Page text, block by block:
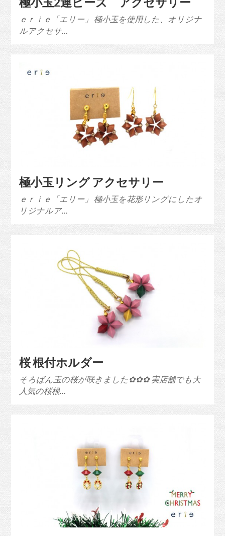
ｅｒｉｅ「エリー」 極小玉を使用した、オリジナ
ルアクセサ…
極小玉リング アクセサリー
ｅｒｉｅ「エリー」 極小玉を花形リングにしたオ
リジナルア…
桜 根付ホルダー
そろばん玉の桜が咲きました✿✿✿ 実店舗でも大
人気の桜根…